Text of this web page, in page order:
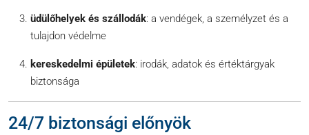
üdülőhelyek és szállodák: a vendégek, a személyzet és a
tulajdon védelme
kereskedelmi épületek: irodák, adatok és értéktárgyak
biztonsága
24/7 biztonsági előnyök